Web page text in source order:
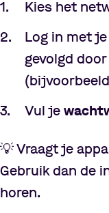
Kies het
Log in met
gevolgd door
Vul je
💡 Vraagt je
Gebruik dan de
horen.